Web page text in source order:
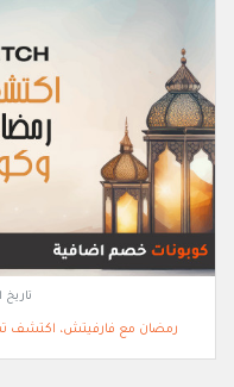
تاريخ
رمضان مع فارفيتش، اكتشف